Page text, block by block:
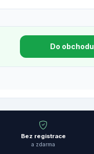
Do obchodu
Bez registrace
a zdarma